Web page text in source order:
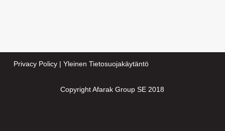
Privacy Policy| Yleinen Tietosuojakäytäntö
Copyright Afarak Group SE 2018